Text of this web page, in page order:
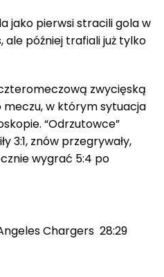
jako pierwsi stracili gola w
ale później trafiali już tylko
zwycięską
w którym sytuacja
“Odrzutowce”
3:1, znów przegrywały,
wygrać 5:4 po
Chargers 28:29